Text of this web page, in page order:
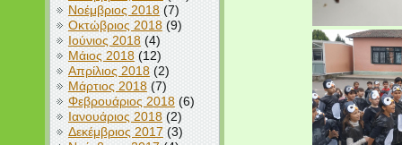
Νοέμβριος 2018(7)
Οκτώβριος 2018(9)
Ιούνιος 2018(4)
Μάιος 2018(12)
Απρίλιος 2018(2)
Μάρτιος 2018(7)
Φεβρουάριος 2018(6)
Ιανουάριος 2018(2)
Δεκέμβριος 2017 (3)